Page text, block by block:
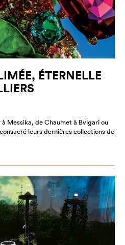
ÉTERNELLE
Messika, de Chaumet à Bvlgari ou
leurs dernières collections de